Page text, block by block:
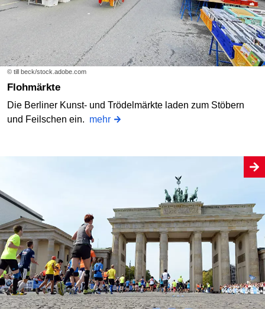
© till beck/stock.adobe.com
Flohmärkte
Die Berliner Kunst- und Trödelmärkte laden zum Stöbern
und Feilschen ein. mehr